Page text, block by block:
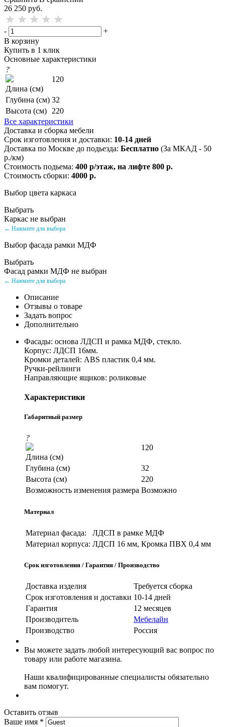
26 250 руб.
-
+
В корзину
Купить в 1 клик
Основные характеристики
?
Длина (см)
120
Глубина (см) 32
Высота (см)
220
Все характеристики
Доставка и сборка мебели
Срок изготовления и доставки: 10-14 дней
Доставка по Москве до подьезда: Бесплатно (За МКАД - 50
р./км)
Стоимость подьема: 400 р/этаж, на лифте 800 р.
Стоимость сборки: 4000 р.
Выбор цвета каркаса
Выбрать
Каркас не выбран
← Нажмите для выбора
Выбор фасада рамки МДФ
Выбрать
Фасад рамки МДФ не выбран
← Нажмите для выбора
Описание
Отзывы о товаре
Задать вопрос
Дополнительно
Фасады: основа ЛДСП и рамка МДФ, стекло.
Корпус: ЛДСП 16мм.
Кромки деталей: ABS пластик 0,4 мм.
Ручки-рейлинги
Направляющие ящиков: роликовые
Характеристики
Габаритный размер
?
Длина (см)
120
Глубина (см)
32
Высота (см)
220
Возможность изменения размера Возможно
Материал
Материал фасада:
ЛДСП в рамке МДФ
Материал корпуса: ЛДСП 16 мм, Кромка ПВХ 0,4 мм
Срок изготовления / Гарантия / Производство
Доставка изделия
Требуется сборка
Срок изготовления и доставки 10-14 дней
Гарантия
12 месяцев
Производитель
Мебелайн
Производство
Россия
Вы можете задать любой интересующий вас вопрос по
товару или работе магазина.
Наши квалифицированные специалисты обязательно
вам помогут.
Оставить отзыв
Ваше имя *